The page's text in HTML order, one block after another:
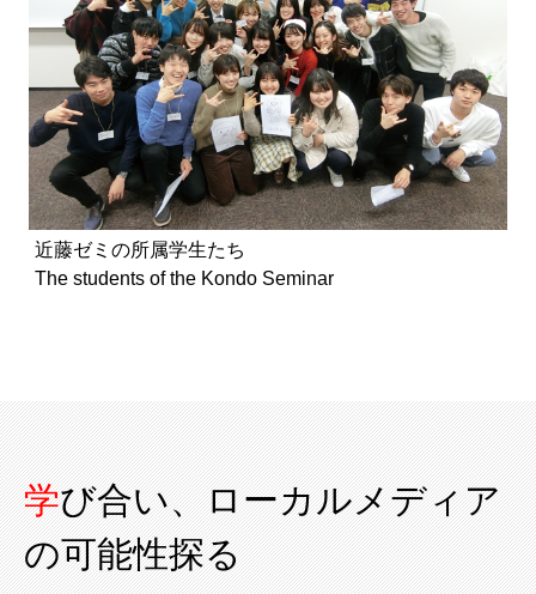
近藤ゼミの所属学生たち
The students of the Kondo Seminar
学び合い、ローカルメディア
の可能性探る